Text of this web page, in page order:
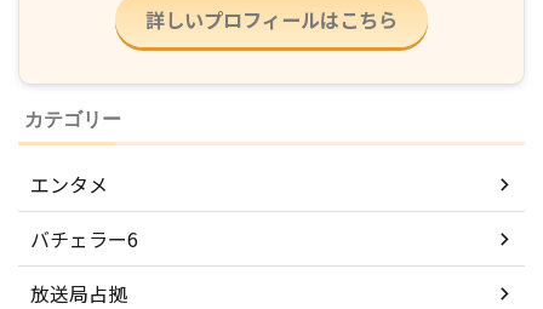
詳しいプロフィールはこちら
カテゴリー
エンタメ
バチェラー6
放送局占拠